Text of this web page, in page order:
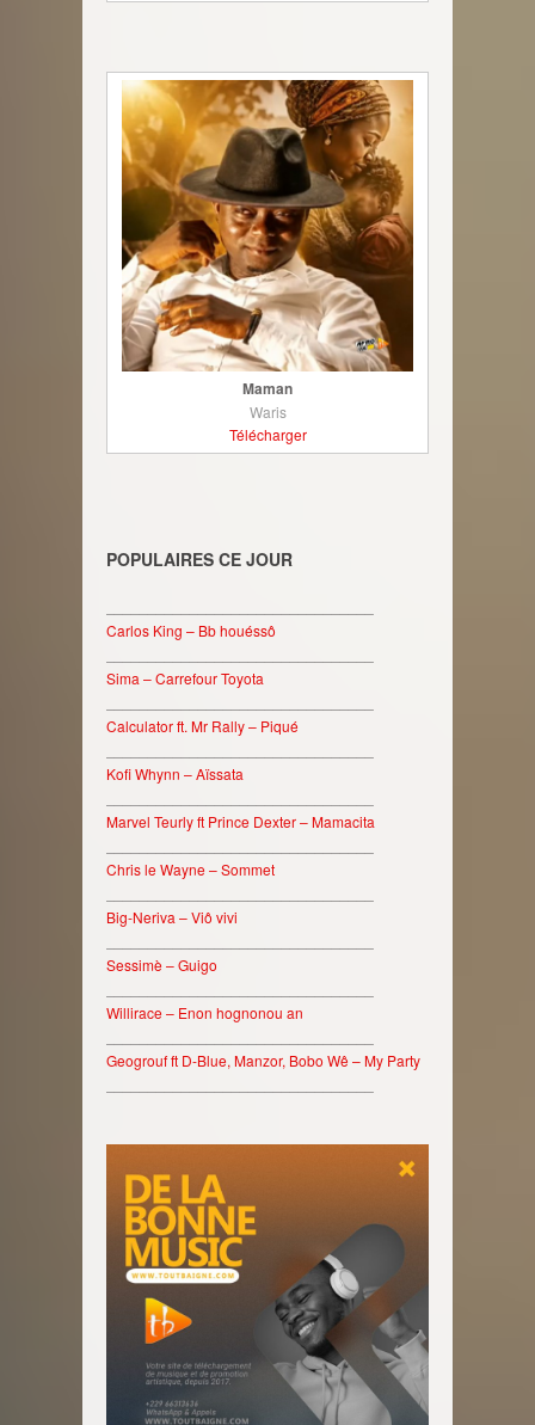
Maman
Waris
Télécharger
POPULAIRES CE JOUR
Carlos King – Bb houéssô
Sima – Carrefour Toyota
Calculator ft. Mr Rally – Piqué
Kofi Whynn – Aïssata
Marvel Teurly ft Prince Dexter – Mamacita
Chris le Wayne – Sommet
Big-Neriva – Viô vivi
Sessimè – Guigo
Willirace – Enon hognonou an
Geogrouf ft D-Blue, Manzor, Bobo Wê – My Party